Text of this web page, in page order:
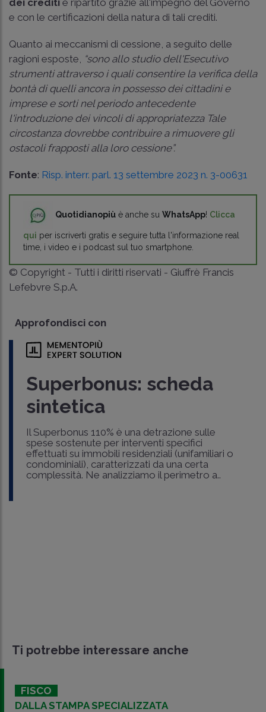
e con le certificazioni della natura di tali crediti.
Quanto ai meccanismi di cessione, a seguito delle
ragioni esposte, “sono allo studio dell'Esecutivo
strumenti attraverso i quali consentire la verifica della
bontà di quelli ancora in possesso dei cittadini e
imprese e sorti nel periodo antecedente
l'introduzione dei vincoli di appropriatezza Tale
circostanza dovrebbe contribuire a rimuovere gli
ostacoli frapposti alla loro cessione”.
Fonte: Risp. interr. parl. 13 settembre 2023 n. 3-00631
Quotidianopiù è anche su WhatsApp! Clicca
qui per iscriverti gratis e seguire tutta l'informazione real
time, i video e i podcast sul tuo smartphone.
© Copyright - Tutti i diritti riservati - Giuffrè Francis
Lefebvre S.p.A.
Approfondisci con
Superbonus: scheda
sintetica
Il Superbonus 110% è una detrazione sulle
spese sostenute per interventi specifici
effettuati su immobili residenziali (unifamiliari o
condominiali), caratterizzati da una certa
complessità. Ne analizziamo il perimetro a..
Ti potrebbe interessare anche
FISCO
DALLA STAMPA SPECIALIZZATA